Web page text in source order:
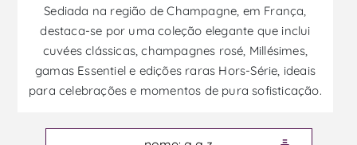
Sediada na região de Champagne, em França,
destaca-se por uma coleção elegante que inclui
cuvées clássicas, champagnes rosé, Millésimes,
gamas Essentiel e edições raras Hors-Série, ideais
para celebrações e momentos de pura sofisticação.